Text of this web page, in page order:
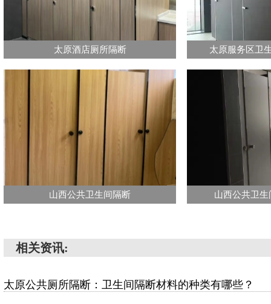
太原酒店厕所隔断 太原服务区卫
山西公共卫生间隔断 山西公共卫
相关资讯:
太原公共厕所隔断：卫生间隔断材料的种类有哪些？